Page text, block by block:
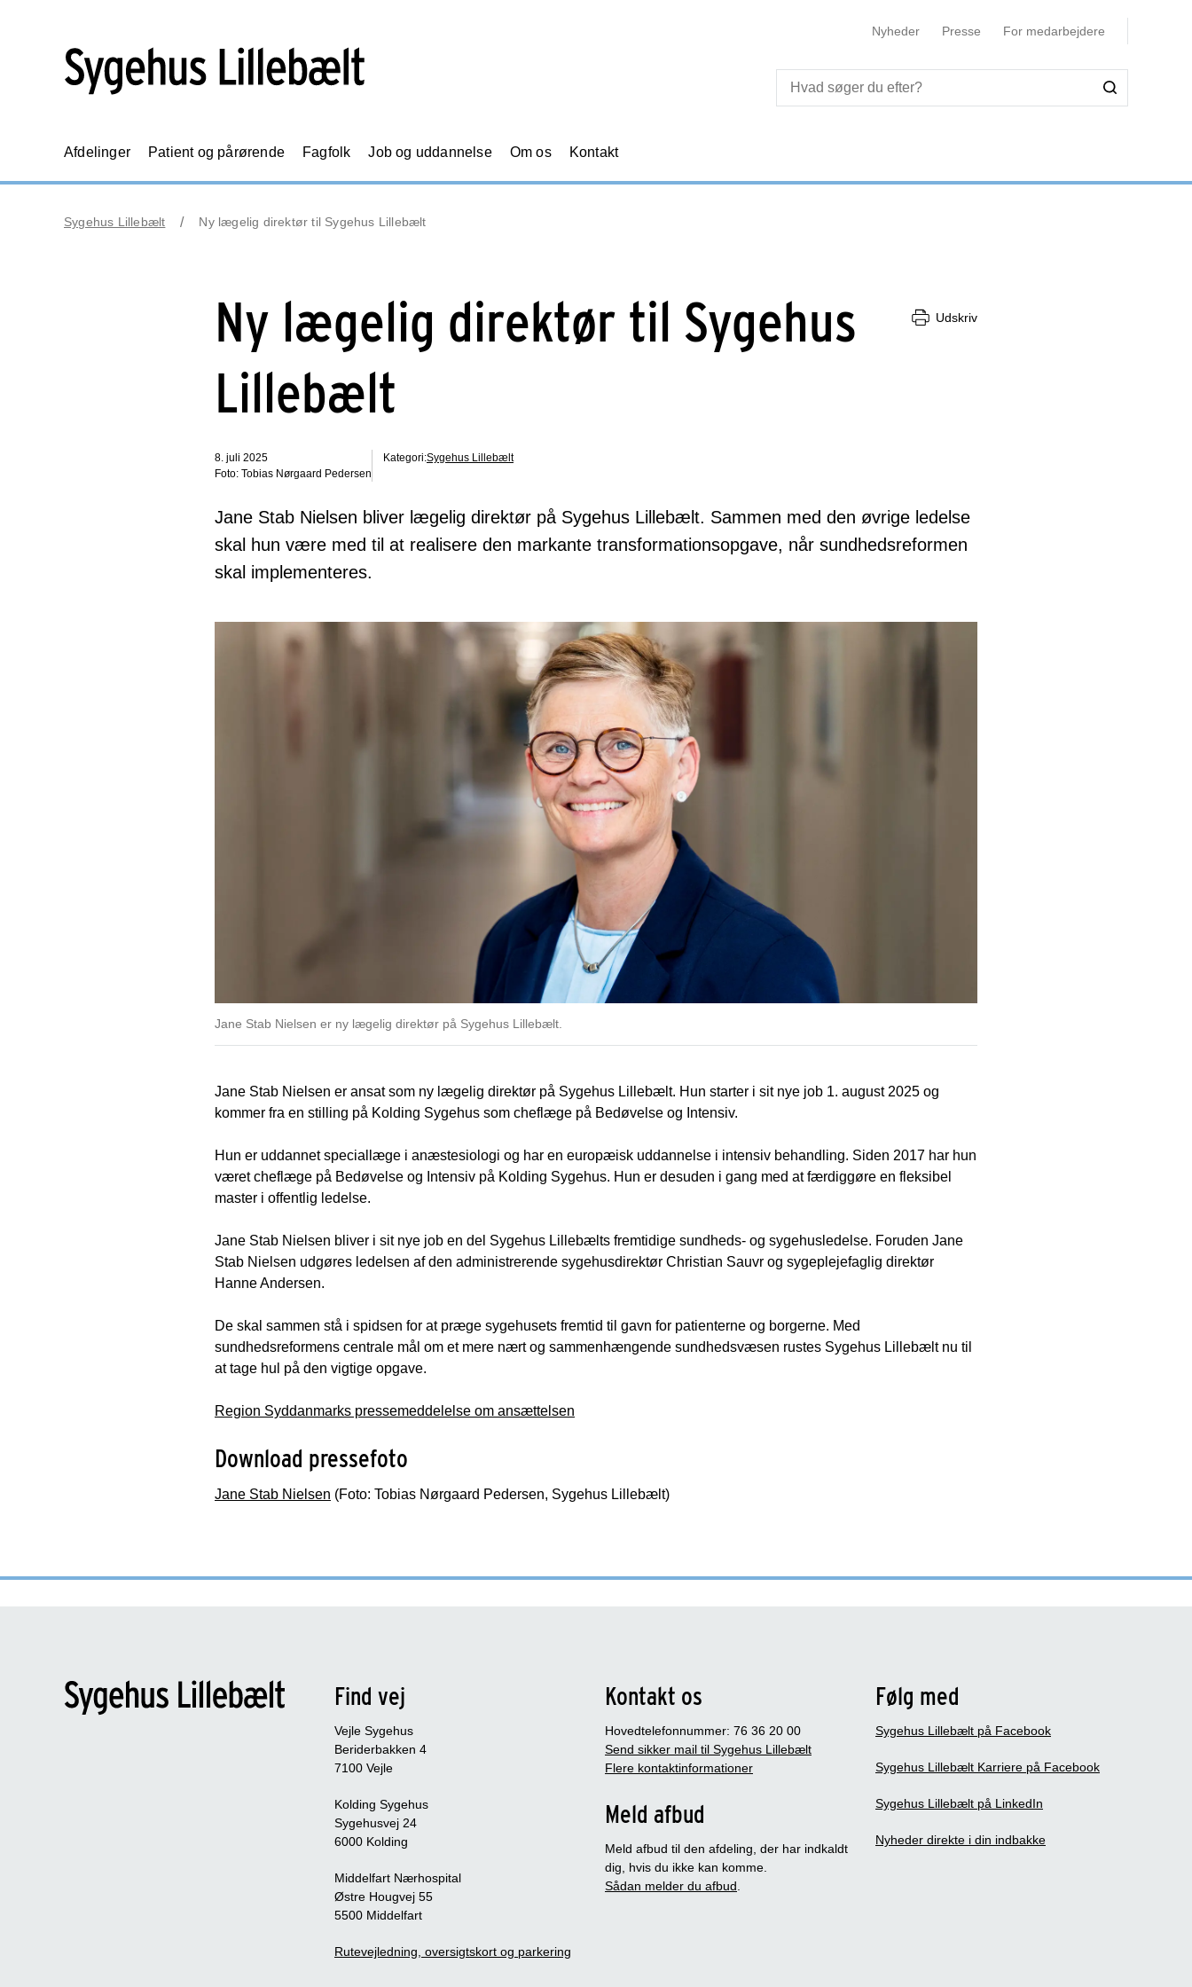
Nyheder Presse For medarbejdere
Afdelinger Patient og pårørende Fagfolk Job og uddannelse Om os Kontakt
Sygehus Lillebælt Ny lægelig direktør til Sygehus Lillebælt
Ny lægelig direktør til Sygehus
Lillebælt
Udskriv
8. juli 2025
Foto: Tobias Nørgaard Pedersen
Kategori:Sygehus Lillebælt
Jane Stab Nielsen bliver lægelig direktør på Sygehus Lillebælt. Sammen med den øvrige ledelse
skal hun være med til at realisere den markante transformationsopgave, når sundhedsreformen
skal implementeres.
Jane Stab Nielsen er ny lægelig direktør på Sygehus Lillebælt.
Jane Stab Nielsen er ansat som ny lægelig direktør på Sygehus Lillebælt. Hun starter i sit nye job 1. august 2025 og
kommer fra en stilling på Kolding Sygehus som cheflæge på Bedøvelse og Intensiv.
Hun er uddannet speciallæge i anæstesiologi og har en europæisk uddannelse i intensiv behandling. Siden 2017 har hun
været cheflæge på Bedøvelse og Intensiv på Kolding Sygehus. Hun er desuden i gang med at færdiggøre en fleksibel
master i offentlig ledelse.
Jane Stab Nielsen bliver i sit nye job en del Sygehus Lillebælts fremtidige sundheds- og sygehusledelse. Foruden Jane
Stab Nielsen udgøres ledelsen af den administrerende sygehusdirektør Christian Sauvr og sygeplejefaglig direktør
Hanne Andersen.
De skal sammen stå i spidsen for at præge sygehusets fremtid til gavn for patienterne og borgerne. Med
sundhedsreformens centrale mål om et mere nært og sammenhængende sundhedsvæsen rustes Sygehus Lillebælt nu til
at tage hul på den vigtige opgave.
Region Syddanmarks pressemeddelelse om ansættelsen
Download pressefoto
Jane Stab Nielsen (Foto: Tobias Nørgaard Pedersen, Sygehus Lillebælt)
Find vej
Vejle Sygehus
Beriderbakken 4
7100 Vejle
Kolding Sygehus
Sygehusvej 24
6000 Kolding
Middelfart Nærhospital
Østre Hougvej 55
5500 Middelfart
Rutevejledning, oversigtskort og parkering
Kontakt os
Hovedtelefonnummer: 76 36 20 00
Send sikker mail til Sygehus Lillebælt
Flere kontaktinformationer
Meld afbud
Meld afbud til den afdeling, der har indkaldt
dig, hvis du ikke kan komme.
Sådan melder du afbud
Følg med
Sygehus Lillebælt på Facebook
Sygehus Lillebælt Karriere på Facebook
Sygehus Lillebælt på LinkedIn
Nyheder direkte i din indbakke